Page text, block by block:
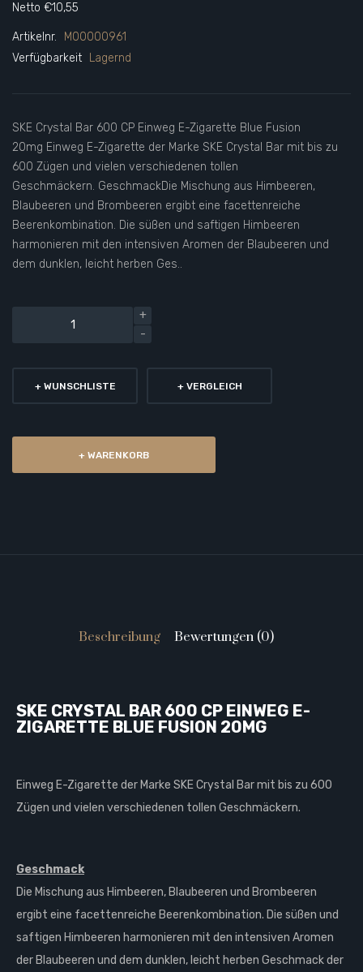
Netto €10,55
Artikelnr.
M00000961
Verfügbarkeit
Lagernd
SKE Crystal Bar 600 CP Einweg E-Zigarette Blue Fusion
20mg Einweg E-Zigarette der Marke SKE Crystal Bar mit bis zu
600 Zügen und vielen verschiedenen tollen
Geschmäckern. GeschmackDie Mischung aus Himbeeren,
Blaubeeren und Brombeeren ergibt eine facettenreiche
Beerenkombination. Die süßen und saftigen Himbeeren
harmonieren mit den intensiven Aromen der Blaubeeren und
dem dunklen, leicht herben Ges..
+ WUNSCHLISTE + VERGLEICH
+ WARENKORB
Beschreibung Bewertungen (0)
SKE CRYSTAL BAR 600 CP EINWEG E-
ZIGARETTE BLUE FUSION 20MG
Einweg E-Zigarette der Marke SKE Crystal Bar mit bis zu 600
Zügen und vielen verschiedenen tollen Geschmäckern.
Geschmack
Die Mischung aus Himbeeren, Blaubeeren und Brombeeren
ergibt eine facettenreiche Beerenkombination. Die süßen und
saftigen Himbeeren harmonieren mit den intensiven Aromen
der Blaubeeren und dem dunklen, leicht herben Geschmack der